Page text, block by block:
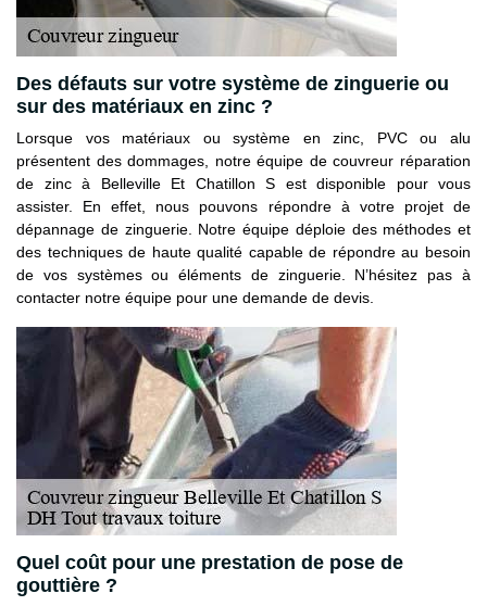
Des défauts sur votre système de zinguerie ou
sur des matériaux en zinc ?
Lorsque vos matériaux ou système en zinc, PVC ou alu
présentent des dommages, notre équipe de couvreur réparation
de zinc à Belleville Et Chatillon S est disponible pour vous
assister. En effet, nous pouvons répondre à votre projet de
dépannage de zinguerie. Notre équipe déploie des méthodes et
des techniques de haute qualité capable de répondre au besoin
de vos systèmes ou éléments de zinguerie. N’hésitez pas à
contacter notre équipe pour une demande de devis.
Quel coût pour une prestation de pose de
gouttière ?